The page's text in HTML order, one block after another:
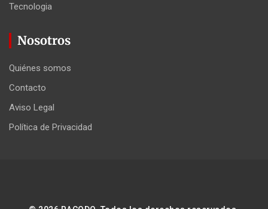
Tecnologia
Nosotros
Quiénes somos
Contacto
Aviso Legal
Política de Privacidad